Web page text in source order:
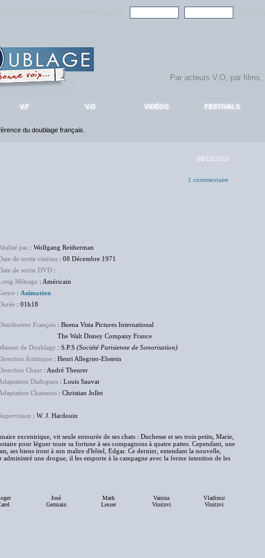
V.F V.O VIDÉOS FESTIVALS
du doublage français.
08/12/2016
1 commentaire
par : Wolfgang Reitherman
de sortie cinéma : 08 Décembre 1971
de sortie DVD :
Métrage : Américain
: Animation
: 01h18
Français : Buena Vista Pictures International
The Walt Disney Company France
de Doublage : S.P.S (Société Parisienne de Sonorisation)
Artistique : Henri Allegrier-Ebstein
Chant : André Theurer
Dialogues : Louis Sauvat
Chansons : Christian Jollet
: W. J. Hardouin
excentrique, vit seule entourée de ses chats : Duchesse et ses trois petits, Marie,
pour léguer toute sa fortune à ses compagnons à quatre pattes. Cependant, une
ses biens iront à son maître d'hôtel, Edgar. Ce dernier, entendant la nouvelle,
une drogue, il les emporte à la campagne avec la ferme intention de les
José
Germain
Mark
Lesser
Vanina
Vinitzvi
Vladimir
Vinitzvi